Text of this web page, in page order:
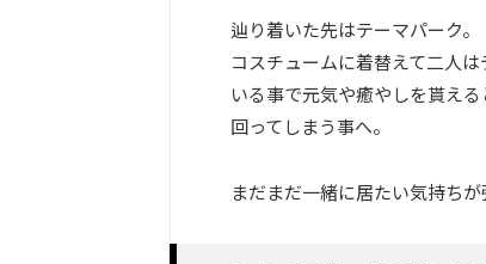
辿り着いた先はテーマパーク。
コスチュームに着替えて二人
いる事で元気や癒やしを貰え
回ってしまう事へ。
まだまだ一緒に居たい気持ち